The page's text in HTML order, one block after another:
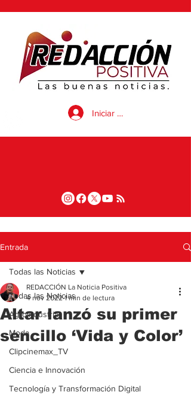
Iniciar sesión
Entrada
Todas las Noticias
Agroindustria
Moda
Clipcinemax_TV
Ciencia e Innovación
Tecnología y Transformación Digital
Todas las Noticias
Altar lanzó su primer
sencillo ‘Vida y Color’
REDACCIÓN La Noticia Positiva
4 nov 2022 1 min de lectura